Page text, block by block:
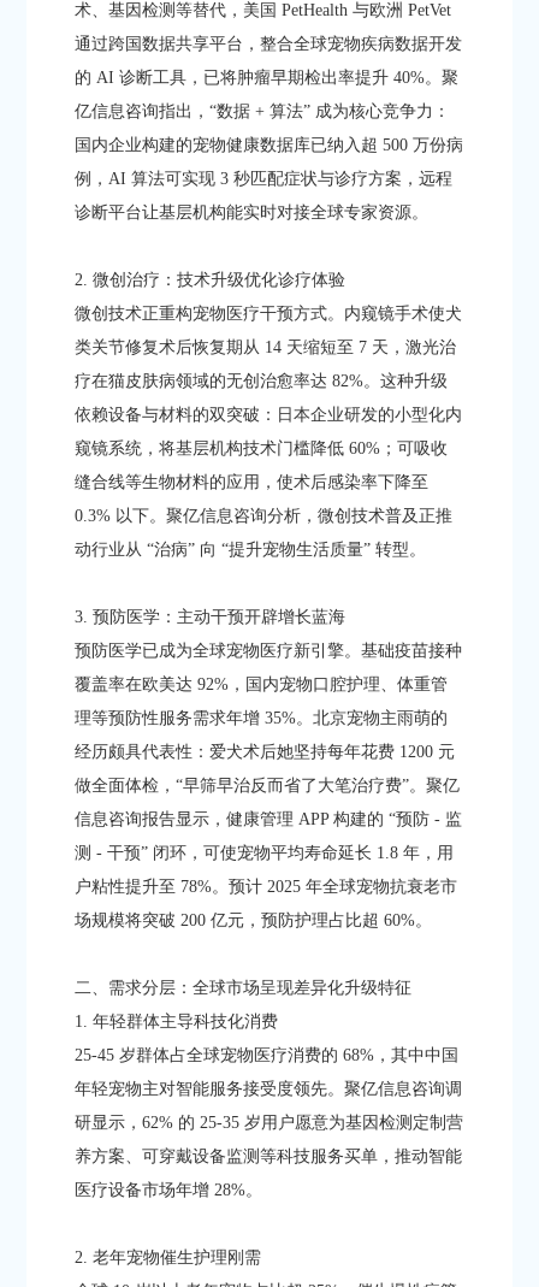
术、基因检测等替代，美国 PetHealth 与欧洲 PetVet
通过跨国数据共享平台，整合全球宠物疾病数据开发
的 AI 诊断工具，已将肿瘤早期检出率提升 40%。聚
亿信息咨询指出，“数据 + 算法” 成为核心竞争力：
国内企业构建的宠物健康数据库已纳入超 500 万份病
例，AI 算法可实现 3 秒匹配症状与诊疗方案，远程
诊断平台让基层机构能实时对接全球专家资源。​
2. 微创治疗：技术升级优化诊疗体验​
微创技术正重构宠物医疗干预方式。内窥镜手术使犬
类关节修复术后恢复期从 14 天缩短至 7 天，激光治
疗在猫皮肤病领域的无创治愈率达 82%。这种升级
依赖设备与材料的双突破：日本企业研发的小型化内
窥镜系统，将基层机构技术门槛降低 60%；可吸收
缝合线等生物材料的应用，使术后感染率下降至
0.3% 以下。聚亿信息咨询分析，微创技术普及正推
动行业从 “治病” 向 “提升宠物生活质量” 转型。​
3. 预防医学：主动干预开辟增长蓝海​
预防医学已成为全球宠物医疗新引擎。基础疫苗接种
覆盖率在欧美达 92%，国内宠物口腔护理、体重管
理等预防性服务需求年增 35%。北京宠物主雨萌的
经历颇具代表性：爱犬术后她坚持每年花费 1200 元
做全面体检，“早筛早治反而省了大笔治疗费”。聚亿
信息咨询报告显示，健康管理 APP 构建的 “预防 - 监
测 - 干预” 闭环，可使宠物平均寿命延长 1.8 年，用
户粘性提升至 78%。预计 2025 年全球宠物抗衰老市
场规模将突破 200 亿元，预防护理占比超 60%。​
二、需求分层：全球市场呈现差异化升级特征​
1. 年轻群体主导科技化消费​
25-45 岁群体占全球宠物医疗消费的 68%，其中中国
年轻宠物主对智能服务接受度领先。聚亿信息咨询调
研显示，62% 的 25-35 岁用户愿意为基因检测定制营
养方案、可穿戴设备监测等科技服务买单，推动智能
医疗设备市场年增 28%。​
2. 老年宠物催生护理刚需​